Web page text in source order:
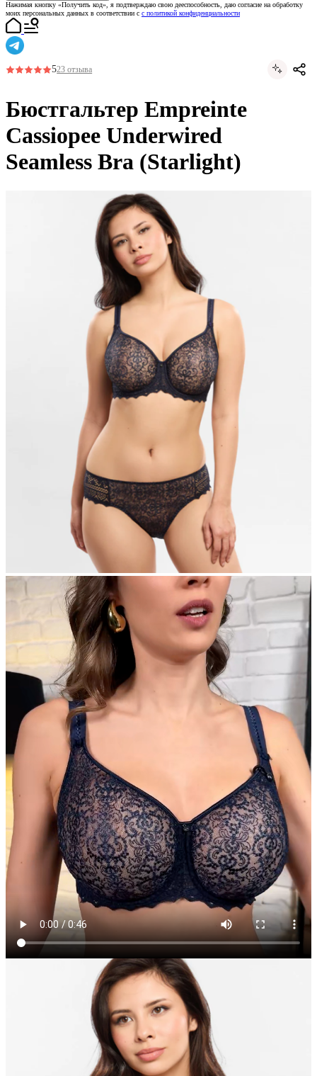
Нажимая кнопку «Получить код», я подтверждаю свою дееспособность, даю согласие на обработку
моих персональных данных в соответствии с с политикой конфиденциальности
523 отзыва
Бюстгальтер Empreinte
Cassiopee Underwired
Seamless Bra (Starlight)